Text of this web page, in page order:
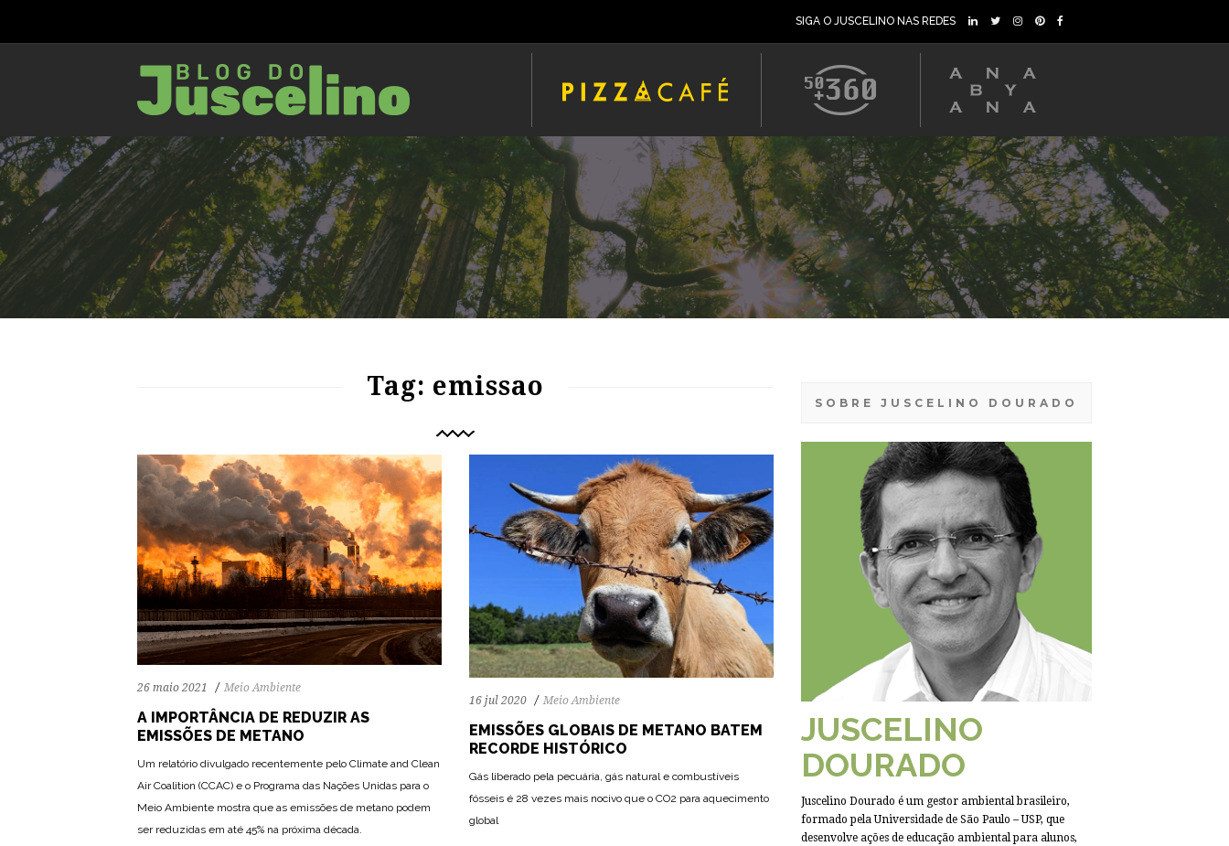
SIGA O JUSCELINO NAS REDES
Tag: emissao
26 maio 2021 Meio Ambiente
A IMPORTÂNCIA DE REDUZIR AS
EMISSÕES DE METANO
Um relatório divulgado recentemente pelo Climate and Clean
Air Coalition (CCAC) e o Programa das Nações Unidas para o
Meio Ambiente mostra que as emissões de metano podem
ser reduzidas em até 45% na próxima década.
16 jul 2020 Meio Ambiente
EMISSÕES GLOBAIS DE METANO BATEM
RECORDE HISTÓRICO
Gás liberado pela pecuária, gás natural e combustíveis
fósseis é 28 vezes mais nocivo que o CO2 para aquecimento
global
SOBRE JUSCELINO DOURADO
JUSCELINO
DOURADO
Juscelino Dourado é um gestor ambiental brasileiro,
formado pela Universidade de São Paulo – USP, que
desenvolve ações de educação ambiental para alunos,